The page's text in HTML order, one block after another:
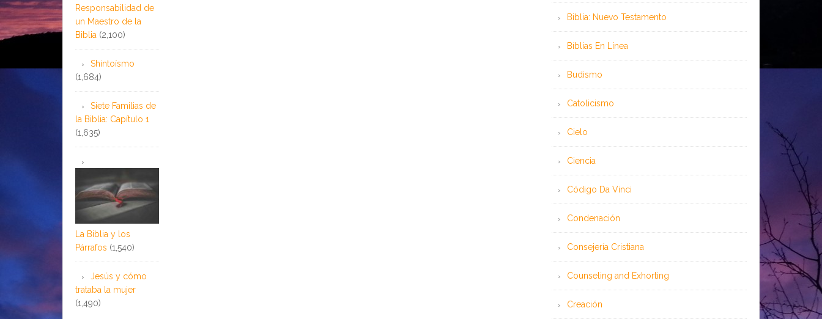
Biblia: Nuevo Testamento
Bíblias En Línea
Budismo
Catolicismo
Cielo
Ciencia
Código Da Vinci
Condenación
Consejería Cristiana
Counseling and Exhorting
Creación
Responsabilidad de
un Maestro de la
Biblia (2,100)
Shintoísmo
(1,684)
Siete Familias de
la Biblia: Capítulo 1
(1,635)
La Biblia y los
Párrafos (1,540)
Jesús y cómo
trataba la mujer
(1,490)